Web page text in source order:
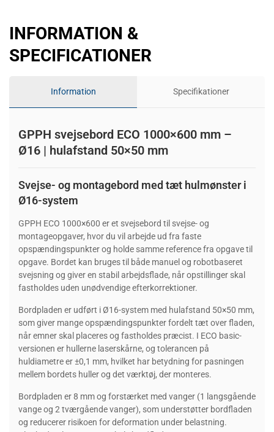
INFORMATION &
SPECIFICATIONER
Information Specifikationer
GPPH svejsebord ECO 1000×600 mm –
Ø16 | hulafstand 50×50 mm
Svejse- og montagebord med tæt hulmønster i
Ø16-system
GPPH ECO 1000×600 er et svejsebord til svejse- og
montageopgaver, hvor du vil arbejde ud fra faste
opspændingspunkter og holde samme reference fra opgave til
opgave. Bordet kan bruges til både manuel og robotbaseret
svejsning og giver en stabil arbejdsflade, når opstillinger skal
fastholdes uden unødvendige efterkorrektioner.
Bordpladen er udført i Ø16-system med hulafstand 50×50 mm,
som giver mange opspændingspunkter fordelt tæt over fladen,
når emner skal placeres og fastholdes præcist. I ECO basic-
versionen er hullerne laserskårne, og tolerancen på
huldiametre er ±0,1 mm, hvilket har betydning for pasningen
mellem bordets huller og det værktøj, der monteres.
Bordpladen er 8 mm og forstærket med vanger (1 langsgående
vange og 2 tværgående vanger), som understøtter bordfladen
og reducerer risikoen for deformation under belastning.